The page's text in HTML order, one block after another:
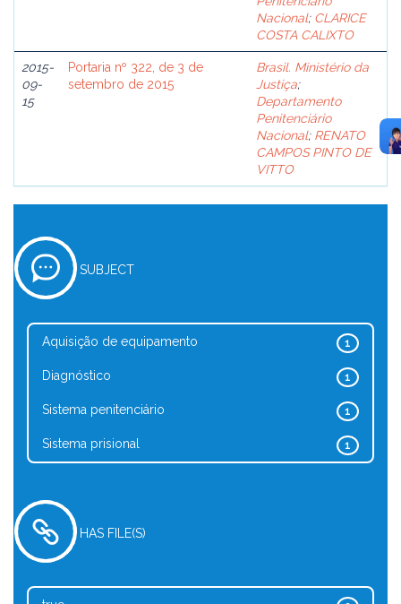
Nacional; CLARICE
COSTA CALIXTO
2015-
09-
15
Portaria nº 322, de 3 de
setembro de 2015
Brasil. Ministério da
Justiça;
Departamento
Penitenciário
Nacional; RENATO
CAMPOS PINTO DE
VITTO
SUBJECT
1
Aquisição de equipamento
1
Diagnóstico
1
Sistema penitenciário
1
Sistema prisional
HAS FILE(S)